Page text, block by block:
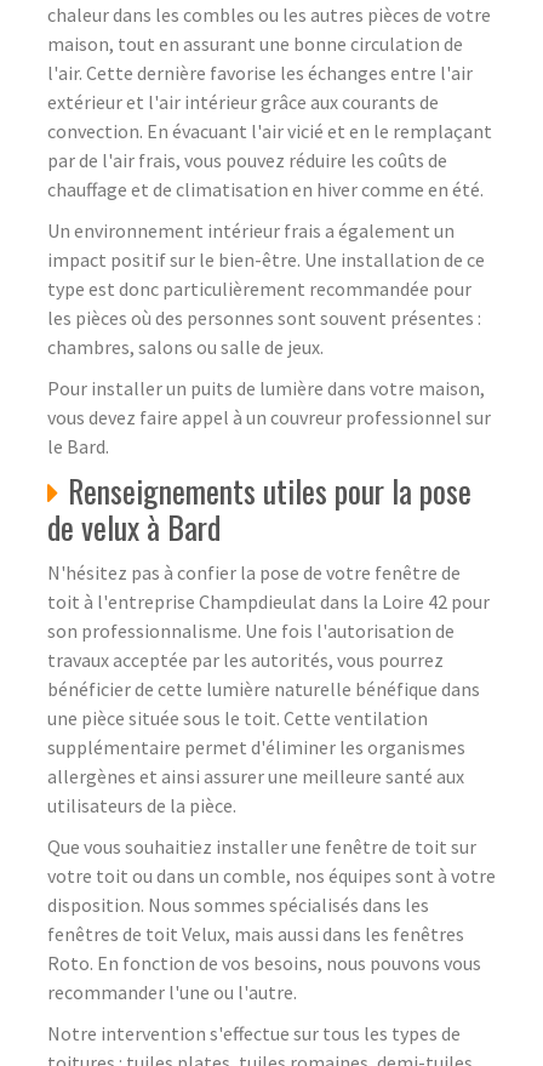
chaleur dans les combles ou les autres pièces de votre
maison, tout en assurant une bonne circulation de
l'air. Cette dernière favorise les échanges entre l'air
extérieur et l'air intérieur grâce aux courants de
convection. En évacuant l'air vicié et en le remplaçant
par de l'air frais, vous pouvez réduire les coûts de
chauffage et de climatisation en hiver comme en été.
Un environnement intérieur frais a également un
impact positif sur le bien-être. Une installation de ce
type est donc particulièrement recommandée pour
les pièces où des personnes sont souvent présentes :
chambres, salons ou salle de jeux.
Pour installer un puits de lumière dans votre maison,
vous devez faire appel à un couvreur professionnel sur
le Bard.
Renseignements utiles pour la pose
de velux à Bard
N'hésitez pas à confier la pose de votre fenêtre de
toit à l'entreprise Champdieulat dans la Loire 42 pour
son professionnalisme. Une fois l'autorisation de
travaux acceptée par les autorités, vous pourrez
bénéficier de cette lumière naturelle bénéfique dans
une pièce située sous le toit. Cette ventilation
supplémentaire permet d'éliminer les organismes
allergènes et ainsi assurer une meilleure santé aux
utilisateurs de la pièce.
Que vous souhaitiez installer une fenêtre de toit sur
votre toit ou dans un comble, nos équipes sont à votre
disposition. Nous sommes spécialisés dans les
fenêtres de toit Velux, mais aussi dans les fenêtres
Roto. En fonction de vos besoins, nous pouvons vous
recommander l'une ou l'autre.
Notre intervention s'effectue sur tous les types de